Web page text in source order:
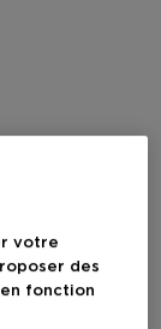
votre
des
fonction